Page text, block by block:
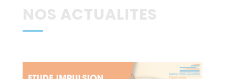
NOS ACTUALITES